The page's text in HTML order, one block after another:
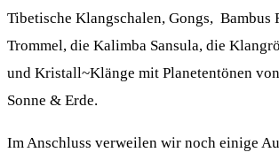
Tibetische Klangschalen, Gongs, Bambus
Trommel, die Kalimba Sansula, die
und Kristall~Klänge mit Planetentönen
Sonne & Erde.
Im Anschluss verweilen wir noch einige